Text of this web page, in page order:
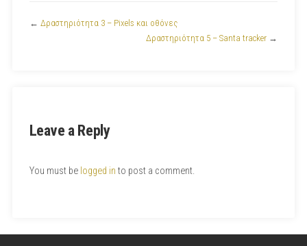
← Δραστηριότητα 3 – Pixels και οθόνες
Δραστηριότητα 5 – Santa tracker →
Leave a Reply
You must be logged in to post a comment.